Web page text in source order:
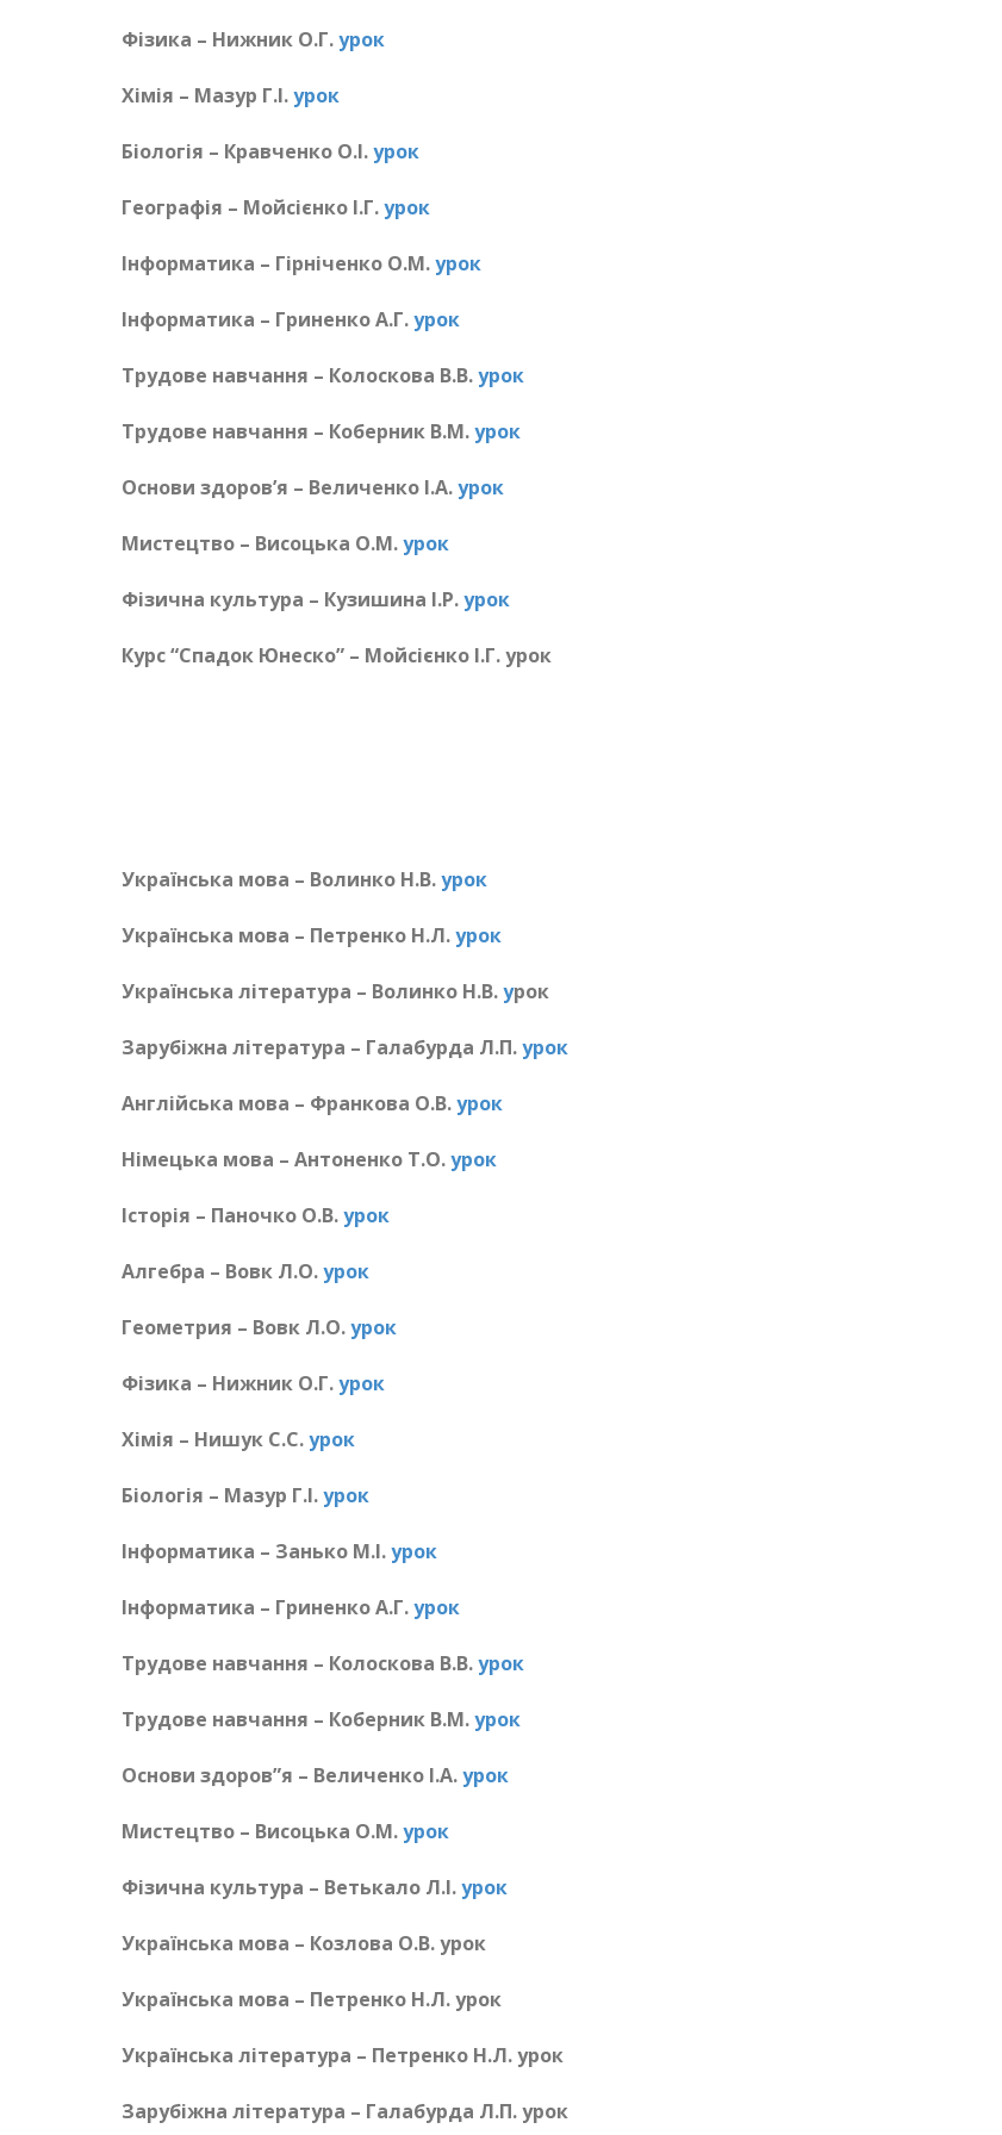
Фізика – Нижник О.Г.урок
Хімія – Мазур Г.І.урок
Біологія – Кравченко О.І.урок
Географія – Мойсієнко І.Г.урок
Інформатика – Гірніченко О.М.урок
Інформатика – Гриненко А.Г.урок
Трудове навчання – Колоскова В.В.урок
Трудове навчання – Коберник В.М.урок
Основи здоров’я – Величенко І.А.урок
Мистецтво – Висоцька О.М.урок
Фізична культура – Кузишина І.Р.урок
Курс “Спадок Юнеско” – Мойсієнко І.Г. урок
Українська мова – Волинко Н.В.урок
Українська мова – Петренко Н.Л.урок
Українська література – Волинко Н.В.урок
Зарубіжна література – Галабурда Л.П.урок
Англійська мова – Франкова О.В.урок
Німецька мова – Антоненко Т.О.урок
Історія – Паночко О.В.урок
Алгебра – Вовк Л.О.урок
Геометрия – Вовк Л.О.урок
Фізика – Нижник О.Г.урок
Хімія – Нишук С.С.урок
Біологія – Мазур Г.І.урок
Інформатика – Занько М.І.урок
Інформатика – Гриненко А.Г.урок
Трудове навчання – Колоскова В.В.урок
Трудове навчання – Коберник В.М.урок
Основи здоров”я – Величенко І.А.урок
Мистецтво – Висоцька О.М.урок
Фізична культура – Ветькало Л.І.урок
Українська мова – Козлова О.В. урок
Українська мова – Петренко Н.Л. урок
Українська література – Петренко Н.Л. урок
Зарубіжна література – Галабурда Л.П. урок